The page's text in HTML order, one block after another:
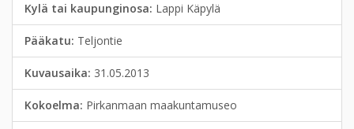
Kylä tai kaupunginosa: Lappi Käpylä
Pääkatu: Teljontie
Kuvausaika: 31.05.2013
Kokoelma: Pirkanmaan maakuntamuseo